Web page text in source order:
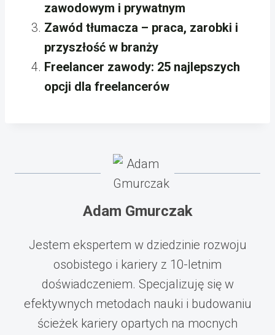
zawodowym i prywatnym
Zawód tłumacza – praca, zarobki i
przyszłość w branży
Freelancer zawody: 25 najlepszych
opcji dla freelancerów
Adam Gmurczak
Jestem ekspertem w dziedzinie rozwoju
osobistego i kariery z 10-letnim
doświadczeniem. Specjalizuję się w
efektywnych metodach nauki i budowaniu
ścieżek kariery opartych na mocnych